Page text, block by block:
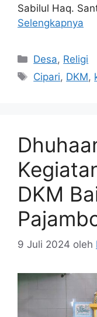
Sabilul Haq.
Selengkapnya
Kategori
Desa, Religi
Tag
Cipari, DKM,
DKM
9 Juli 2024 oleh